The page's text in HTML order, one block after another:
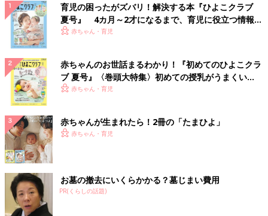
育児の困ったがズバリ！解決する本『ひよこクラブ
夏号』 4カ月～2才になるまで、育児に役立つ情報が
いっぱい！
赤ちゃん・育児
赤ちゃんのお世話まるわかり！『初めてのひよこクラ
ブ 夏号』〈巻頭大特集〉初めての授乳がうまくい
く！ おっぱい・ミルクの基本と夏のトラブル 解決テ
赤ちゃん・育児
赤ちゃんが生まれたら！2冊の「たまひよ」
赤ちゃん・育児
お墓の撤去にいくらかかる？墓じまい費用
PR(くらしの話題)